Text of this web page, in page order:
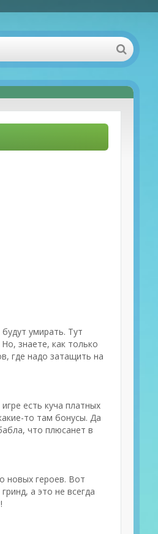
умирать. Тут
знаете, как только
где надо затащить на
есть куча платных
то там бонусы. Да
что плюсанет в
новых героев. Вот
а это не всегда